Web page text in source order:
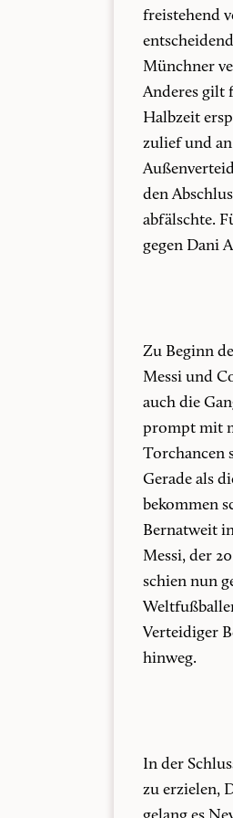
freistehend
Münchner
Anderes gilt
Halbzeit
zulief und
den
abfälschte.
gegen Dani
Zu Beginn
Messi und
auch die
prompt mit
Torchancen
Gerade als
bekommen
Bernatweit
Messi, der
schien nun
Verteidiger
hinweg.
In der
zu erzielen,